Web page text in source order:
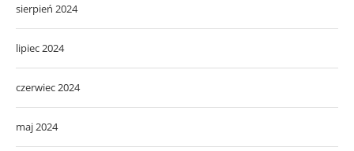
sierpień 2024
lipiec 2024
czerwiec 2024
maj 2024